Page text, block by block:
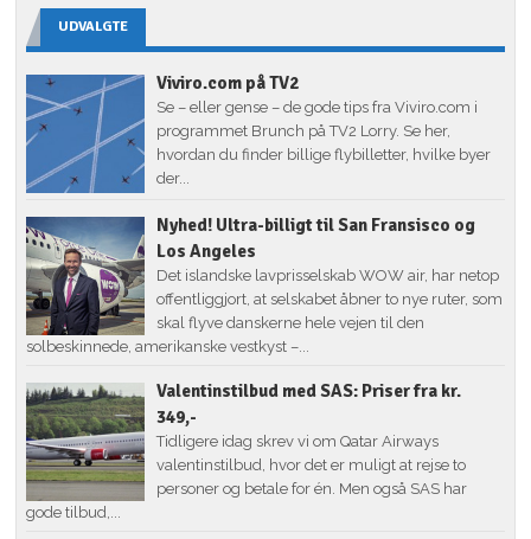
UDVALGTE
Viviro.com på TV2
Se – eller gense – de gode tips fra Viviro.com i
programmet Brunch på TV2 Lorry. Se her,
hvordan du finder billige flybilletter, hvilke byer
der...
Nyhed! Ultra-billigt til San Fransisco og
Los Angeles
Det islandske lavprisselskab WOW air, har netop
offentliggjort, at selskabet åbner to nye ruter, som
skal flyve danskerne hele vejen til den
solbeskinnede, amerikanske vestkyst –...
Valentinstilbud med SAS: Priser fra kr.
349,-
Tidligere idag skrev vi om Qatar Airways
valentinstilbud, hvor det er muligt at rejse to
personer og betale for én. Men også SAS har
gode tilbud,...